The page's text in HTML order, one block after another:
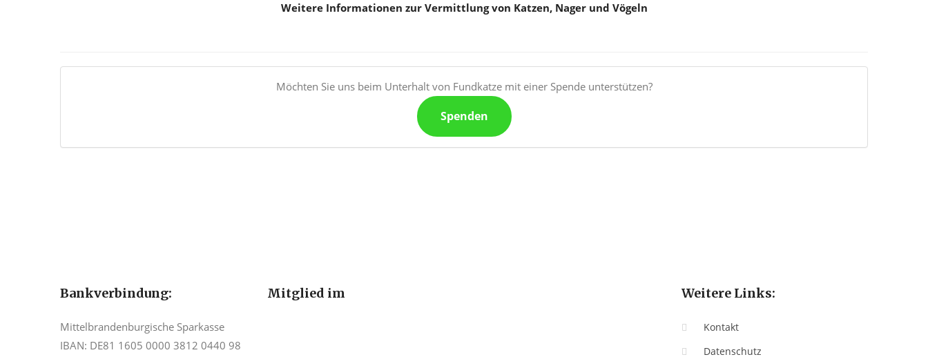
Weitere Informationen zur Vermittlung von Katzen, Nager und Vögeln
Möchten Sie uns beim Unterhalt von Fundkatze mit einer Spende unterstützen?
Spenden
Bankverbindung:
Mittelbrandenburgische Sparkasse
IBAN: DE81 1605 0000 3812 0440 98
Mitglied im Weitere Links:
Kontakt
Datenschutz